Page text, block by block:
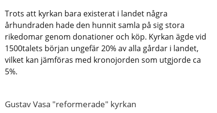
Trots att kyrkan bara existerat i landet några
århundraden hade den hunnit samla på sig stora
rikedomar genom donationer och köp. Kyrkan ägde vid
1500talets början ungefär 20% av alla gårdar i landet,
vilket kan jämföras med kronojorden som utgjorde ca
5%.
Gustav Vasa "reformerade" kyrkan